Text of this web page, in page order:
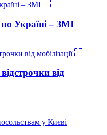
Україні – ЗМІ
від